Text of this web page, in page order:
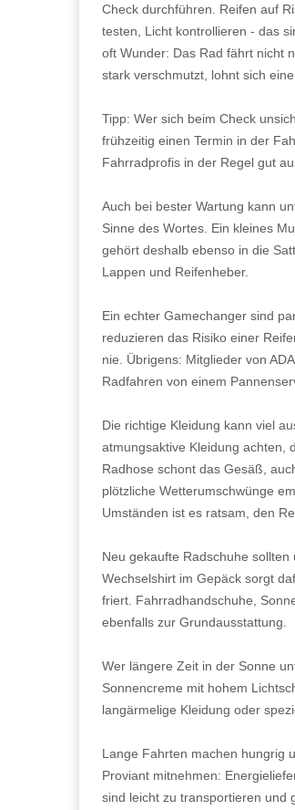
Check durchführen. Reifen auf
testen, Licht kontrollieren - das
oft Wunder: Das Rad fährt nicht
stark verschmutzt, lohnt sich
Tipp: Wer sich beim Check
frühzeitig einen Termin in der
Fahrradprofis in der Regel gut
Auch bei bester Wartung kann
Sinne des Wortes. Ein kleines
gehört deshalb ebenso in die
Lappen und Reifenheber.
Ein echter Gamechanger sind
reduzieren das Risiko einer
nie. Übrigens: Mitglieder von
Radfahren von einem
Die richtige Kleidung kann viel
atmungsaktive Kleidung achten,
Radhose schont das Gesäß,
plötzliche Wetterumschwünge
Umständen ist es ratsam, den
Neu gekaufte Radschuhe
Wechselshirt im Gepäck sorgt
friert. Fahrradhandschuhe,
ebenfalls zur Grundausstattung.
Wer längere Zeit in der Sonne
Sonnencreme mit hohem
langärmelige Kleidung oder
Lange Fahrten machen hungrig
Proviant mitnehmen:
sind leicht zu transportieren und